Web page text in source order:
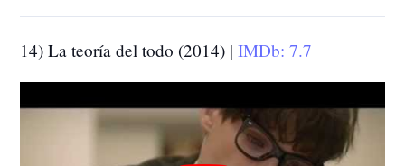
14) La teoría del todo (2014) |IMDb: 7.7